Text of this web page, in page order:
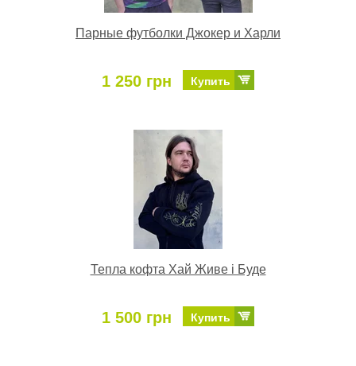
Парные футболки Джокер и Харли
1 250 грн Купить
Тепла кофта Хай Живе і Буде
1 500 грн Купить